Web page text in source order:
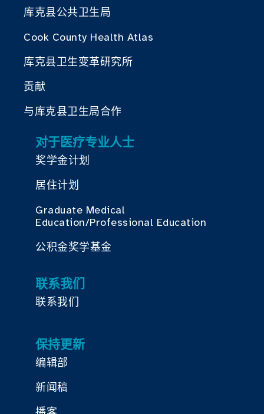
库克县公共卫生局
Cook County Health Atlas
库克县卫生变革研究所
贡献
与库克县卫生局合作
对于医疗专业人士
奖学金计划
居住计划
Graduate Medical
Education/Professional Education
公积金奖学基金
联系我们
联系我们
保持更新
编辑部
新闻稿